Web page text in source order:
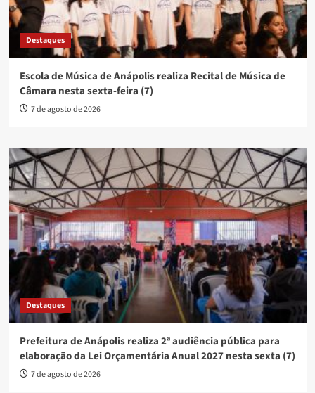
Destaques
Escola de Música de Anápolis realiza Recital de Música de
Câmara nesta sexta-feira (7)
7 de agosto de 2026
Destaques
Prefeitura de Anápolis realiza 2ª audiência pública para
elaboração da Lei Orçamentária Anual 2027 nesta sexta (7)
7 de agosto de 2026